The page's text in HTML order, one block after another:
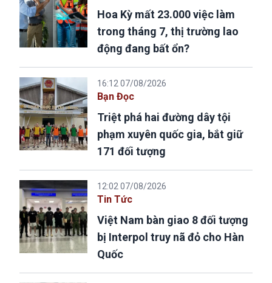
Hoa Kỳ mất 23.000 việc làm
trong tháng 7, thị trường lao
động đang bất ổn?
16:12 07/08/2026
Bạn Đọc
Triệt phá hai đường dây tội
phạm xuyên quốc gia, bắt giữ
171 đối tượng
12:02 07/08/2026
Tin Tức
Việt Nam bàn giao 8 đối tượng
bị Interpol truy nã đỏ cho Hàn
Quốc